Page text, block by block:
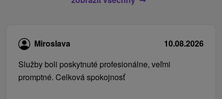
Miroslava
10.08.2026
Služby boli poskytnuté profesionálne, veľmi
promptné. Celková spokojnosť